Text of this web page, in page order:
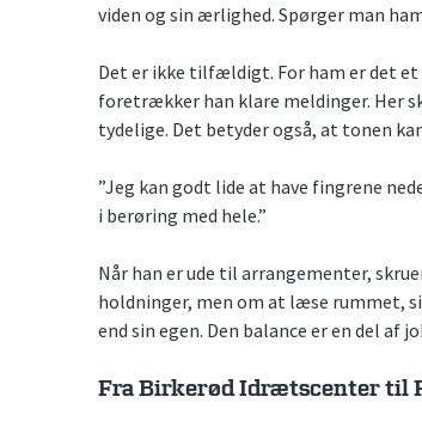
viden og sin ærlighed. Spørger man
Det er ikke tilfældigt. For ham er det
foretrækker han klare meldinger. Her
tydelige. Det betyder også, at tonen
”Jeg kan godt lide at have fingrene
i berøring med hele.”
Når han er ude til arrangementer,
holdninger, men om at læse rummet,
end sin egen. Den balance er en del af
Fra Birkerød Idrætscenter til